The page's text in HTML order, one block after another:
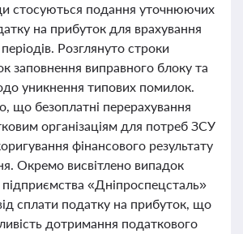
стосуються подання уточнюючих
на прибуток для врахування
Розглянуто строки
заповнення виправного блоку та
уникнення типових помилок.
що безоплатні перерахування
організаціям для потреб ЗСУ
фінансового результату
Окремо висвітлено випадок
«Дніпроспецсталь»
сплати податку на прибуток, що
дотримання податкового